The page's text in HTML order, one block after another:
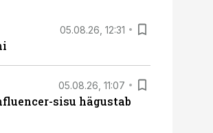
05.08.26, 12:31
05.08.26, 11:07
sisu hägustab